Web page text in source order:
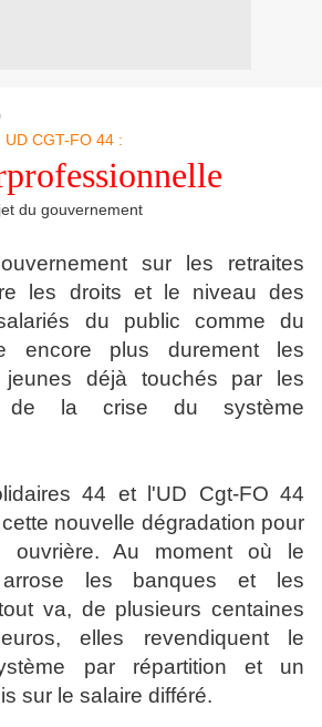
CGT-FO 44 :
du gouvernement
sur les retraites
les droits et le niveau des
du public comme du
encore plus durement les
déjà touchés par les
de la crise du système
44 et l'UD Cgt-FO 44
nouvelle dégradation pour
ouvrière. Au moment où le
arrose les banques et les
va, de plusieurs centaines
elles revendiquent le
par répartition et un
sur le salaire différé.